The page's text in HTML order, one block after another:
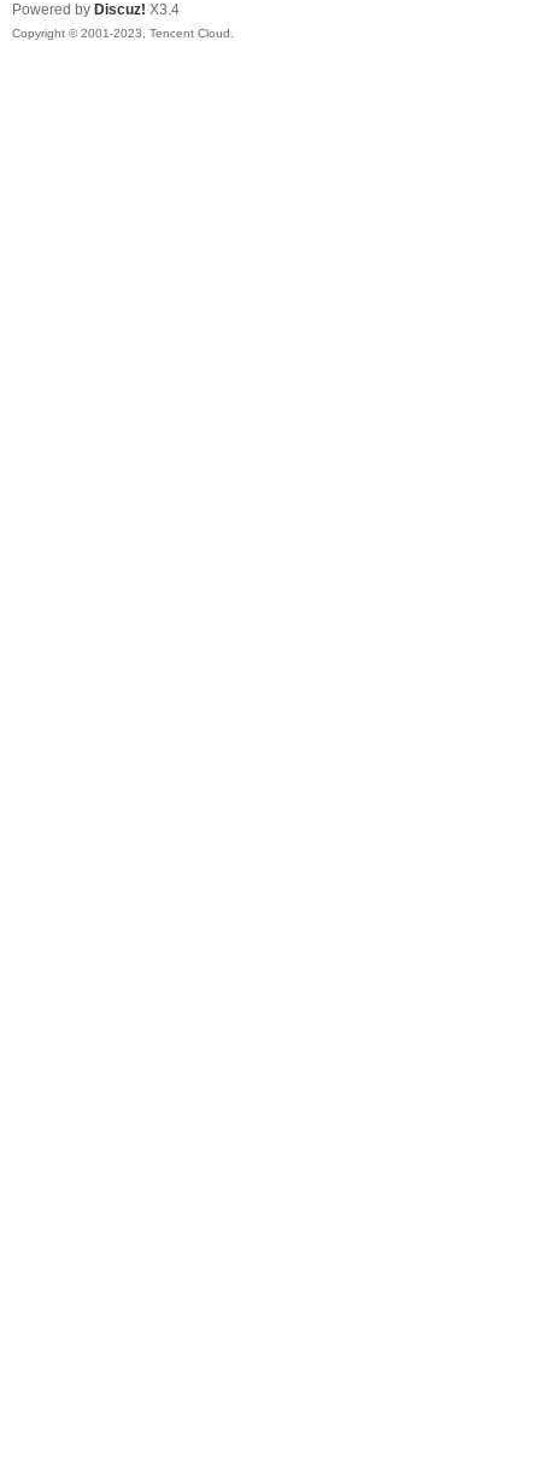
Powered by Discuz! X3.4
Copyright © 2001-2023, Tencent Cloud.